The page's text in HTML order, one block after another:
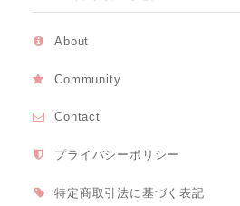
About
Community
Contact
プライバシーポリシー
特定商取引法に基づく表記